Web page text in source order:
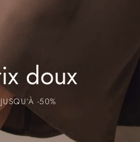
doux
JUSQU’À -50%